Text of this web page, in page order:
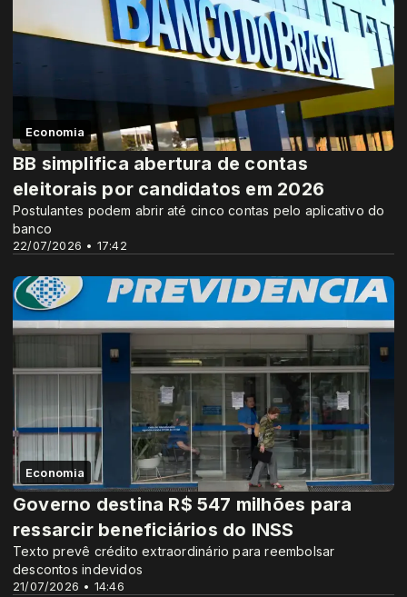
Economia
22/07/2026 • 17:42
BB simplifica abertura de contas
eleitorais por candidatos em 2026
Postulantes podem abrir até cinco contas pelo aplicativo do
banco
Economia
21/07/2026 • 14:46
Governo destina R$ 547 milhões para
ressarcir beneficiários do INSS
Texto prevê crédito extraordinário para reembolsar
descontos indevidos